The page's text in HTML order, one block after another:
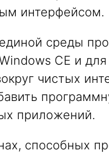
интерфейсом.
среды
CE и
чистых
приложений.
способных